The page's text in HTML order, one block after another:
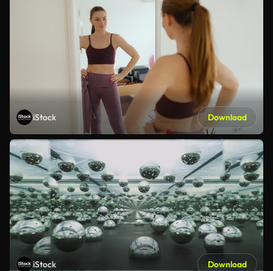
iStock Download
iStock Download